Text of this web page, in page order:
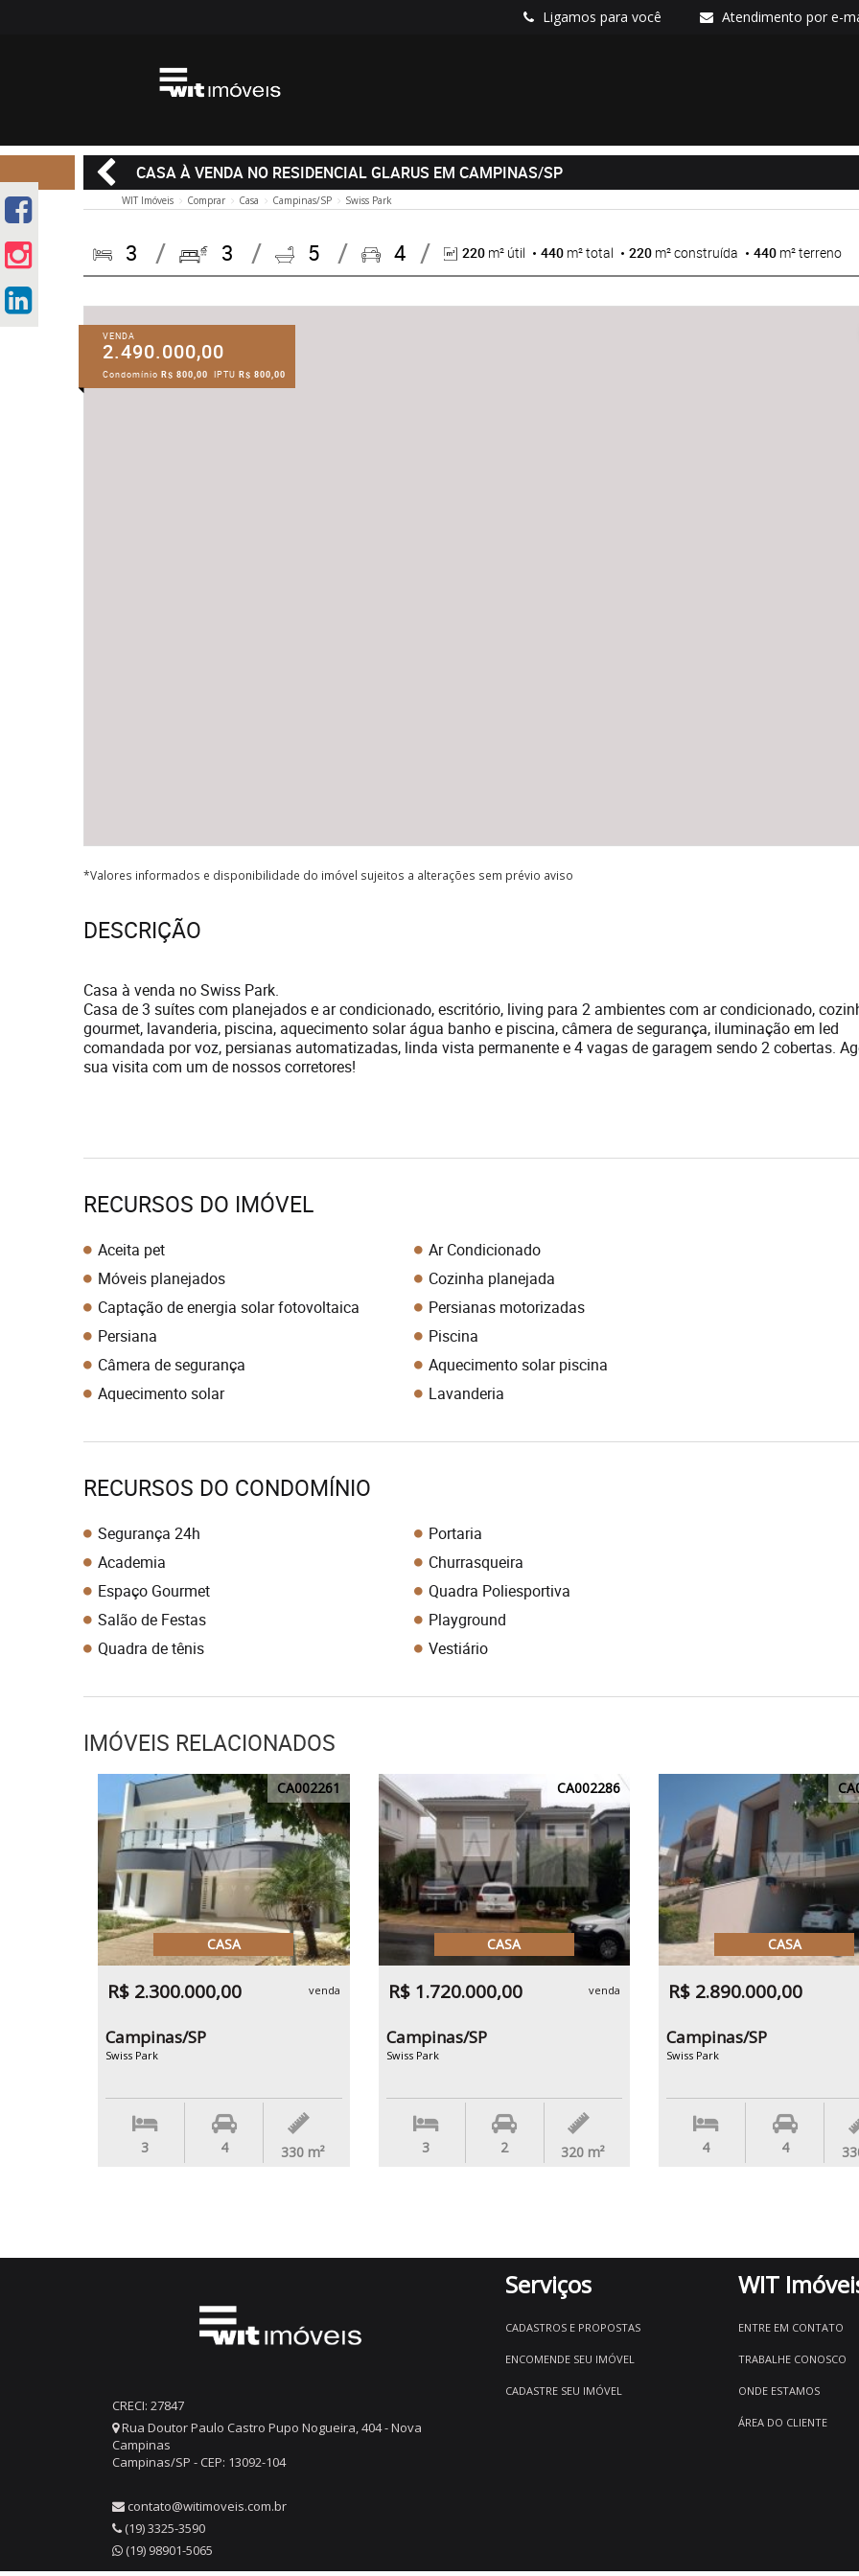
Ligamos para você Atendimento por e-
CASA À VENDA NO RESIDENCIAL GLARUS EM CAMPINAS/SP
WIT Imóveis Comprar Casa Campinas/SP Swiss Park
3 3 5 4 220 m² útil 440 m² total 220 m² construída 440 m² terreno
VENDA
2.490.000,00
Condomínio R$ 800,00 IPTU R$ 800,00
*Valores informados e disponibilidade do imóvel sujeitos a alterações sem prévio aviso
DESCRIÇÃO
Casa à venda no Swiss Park.
Casa de 3 suítes com planejados e ar condicionado, escritório, living para 2 ambientes com ar condicionado,
gourmet, lavanderia, piscina, aquecimento solar água banho e piscina, câmera de segurança, iluminação em led
comandada por voz, persianas automatizadas, linda vista permanente e 4 vagas de garagem sendo 2 cobertas.
sua visita com um de nossos corretores!
RECURSOS DO IMÓVEL
Aceita pet
Ar Condicionado
Móveis planejados
Cozinha planejada
Captação de energia solar fotovoltaica
Persianas motorizadas
Persiana
Piscina
Câmera de segurança
Aquecimento solar piscina
Aquecimento solar
Lavanderia
RECURSOS DO CONDOMÍNIO
Segurança 24h
Portaria
Academia
Churrasqueira
Espaço Gourmet
Quadra Poliesportiva
Salão de Festas
Playground
Quadra de tênis
Vestiário
IMÓVEIS RELACIONADOS
CA002261
CASA
R$ 2.300.000,00 venda
Campinas/SP
Swiss Park
3 4 330 m²
CA002286
CASA
R$ 1.720.000,00 venda
Campinas/SP
Swiss Park
3 2 320 m²
CASA
R$ 2.890.000,00
Campinas/SP
Swiss Park
4 4
CRECI: 27847
Rua Doutor Paulo Castro Pupo Nogueira, 404 - Nova
Campinas
Campinas/SP - CEP: 13092-104
contato@witimoveis.com.br
(19) 3325-3590
(19) 98901-5065
Serviços
CADASTROS E PROPOSTAS
ENCOMENDE SEU IMÓVEL
CADASTRE SEU IMÓVEL
WIT
ENTRE EM CONTATO
TRABALHE CONOSCO
ONDE ESTAMOS
ÁREA DO CLIENTE